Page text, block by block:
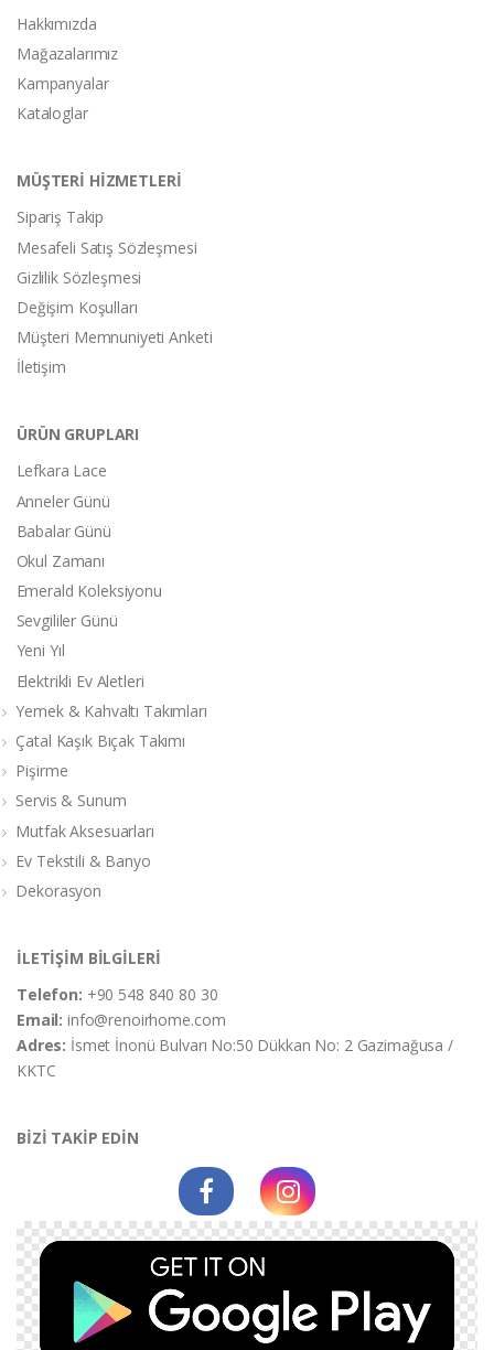
Hakkımızda
Mağazalarımız
Kampanyalar
Kataloglar
MÜŞTERİ HİZMETLERİ
Sipariş Takip
Mesafeli Satış Sözleşmesi
Gizlilik Sözleşmesi
Değişim Koşulları
Müşteri Memnuniyeti Anketi
İletişim
ÜRÜN GRUPLARI
Lefkara Lace
Anneler Günü
Babalar Günü
Okul Zamanı
Emerald Koleksiyonu
Sevgililer Günü
Yeni Yıl
Elektrikli Ev Aletleri
Yemek & Kahvaltı Takımları
Çatal Kaşık Bıçak Takımı
Pişirme
Servis & Sunum
Mutfak Aksesuarları
Ev Tekstili & Banyo
Dekorasyon
İLETİŞİM BİLGİLERİ
Telefon: +90 548 840 80 30
Email:info@renoirhome.com
Adres: İsmet İnonü Bulvarı No:50 Dükkan No: 2 Gazimağusa /
KKTC
BİZİ TAKİP EDİN